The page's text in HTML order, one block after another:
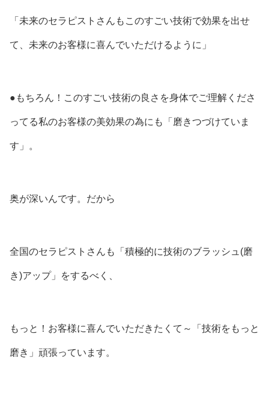
「未来のセラピストさんもこのすごい技術で効果を出せ
て、未来のお客様に喜んでいただけるように」
●もちろん！このすごい技術の良さを身体でご理解くださ
ってる私のお客様の美効果の為にも「磨きつづけていま
す」。
奥が深いんです。だから
全国のセラピストさんも「積極的に技術のブラッシュ(磨
き)アップ」をするべく、
もっと！お客様に喜んでいただきたくて～「技術をもっと
磨き」頑張っています。